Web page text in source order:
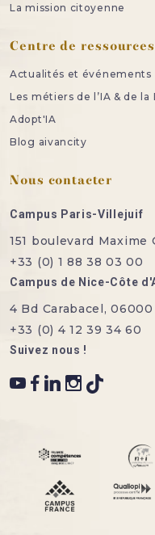
La mission citoyenne
Centre de ressources
Actualités et événements
Les métiers de l’IA & de la
Adopt'IA
Blog aivancity
Nous contacter
Campus Paris-Villejuif
151 boulevard
+33 (0) 1 88 38 03 00
Campus de Nice-Côte
4 Bd Carabacel,
+33 (0) 4 12 39 34 60
Suivez nous !